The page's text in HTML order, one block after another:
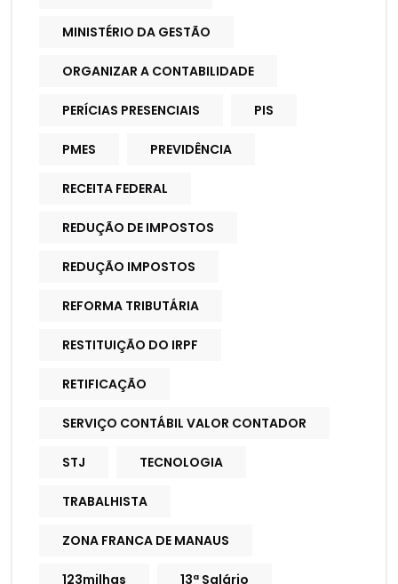
MINISTÉRIO DA GESTÃO
ORGANIZAR A CONTABILIDADE
PERÍCIAS PRESENCIAIS PIS
PMES PREVIDÊNCIA
RECEITA FEDERAL
REDUÇÃO DE IMPOSTOS
REDUÇÃO IMPOSTOS
REFORMA TRIBUTÁRIA
RESTITUIÇÃO DO IRPF
RETIFICAÇÃO
SERVIÇO CONTÁBIL VALOR CONTADOR
STJ TECNOLOGIA
TRABALHISTA
ZONA FRANCA DE MANAUS
123milhas 13ª Salário